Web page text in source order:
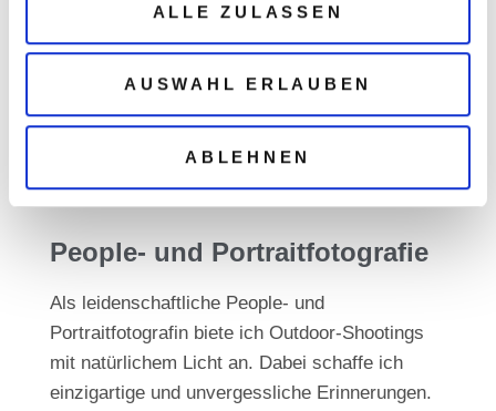
ALLE ZULASSEN
AUSWAHL ERLAUBEN
ABLEHNEN
Landschaftsbilder
Entdecke meine Landschaftsbilder
People- und Portraitfotografie
Als leidenschaftliche People- und
Portraitfotografin biete ich Outdoor-Shootings
mit natürlichem Licht an. Dabei schaffe ich
einzigartige und unvergessliche Erinnerungen.